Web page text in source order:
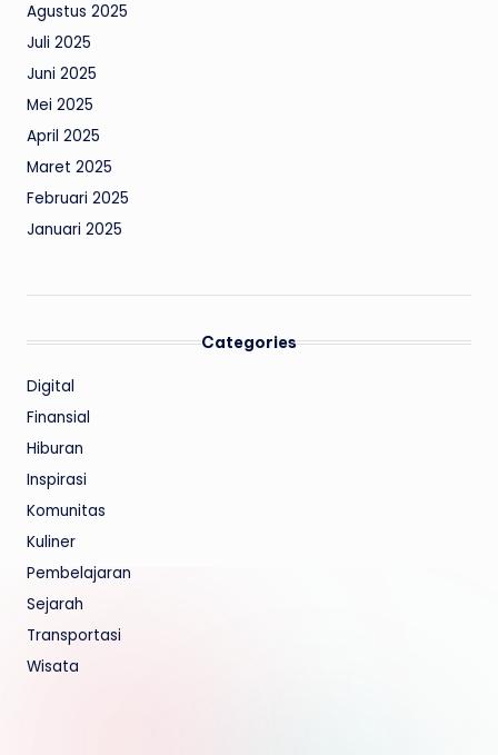
Agustus 2025
Juli 2025
Juni 2025
Mei 2025
April 2025
Maret 2025
Februari 2025
Januari 2025
Categories
Digital
Finansial
Hiburan
Inspirasi
Komunitas
Kuliner
Pembelajaran
Sejarah
Transportasi
Wisata